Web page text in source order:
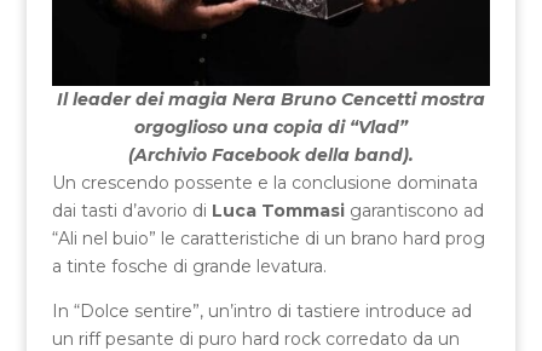
Il leader dei magia Nera Bruno Cencetti mostra
orgoglioso una copia di “Vlad”
(Archivio Facebook della band).
Un crescendo possente e la conclusione dominata
dai tasti d’avorio di Luca Tommasigarantiscono ad
“Ali nel buio” le caratteristiche di un brano hard prog
a tinte fosche di grande levatura.
In “Dolce sentire”, un’intro di tastiere introduce ad
un riff pesante di puro hard rock corredato da un